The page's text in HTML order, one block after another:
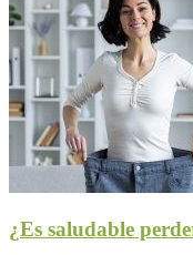
¿Es saludable